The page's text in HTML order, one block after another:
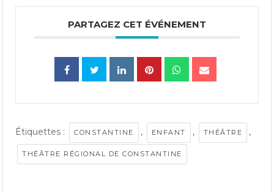
PARTAGEZ CET ÉVÉNEMENT
Étiquettes : CONSTANTINE , ENFANT , THÉÂTRE ,
THÉÂTRE RÉGIONAL DE CONSTANTINE